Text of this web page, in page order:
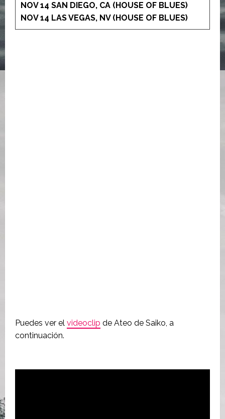
NOV 14 SAN DIEGO, CA (HOUSE OF BLUES)
NOV 14 LAS VEGAS, NV (HOUSE OF BLUES)
Puedes ver el videoclip de Ateo de Saiko, a
continuación.